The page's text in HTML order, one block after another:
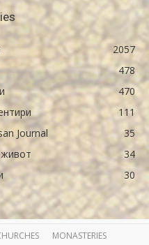
2057
478
470
111
Journal
35
34
30
MONASTERIES